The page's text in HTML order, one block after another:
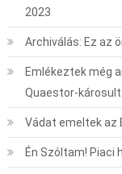
2023
Archiválás: Ez az
Emlékeztek még
Quaestor-
Vádat emeltek az
Én Szóltam! Piaci